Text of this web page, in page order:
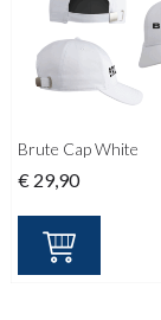
Brute Cap White
€ 29,90